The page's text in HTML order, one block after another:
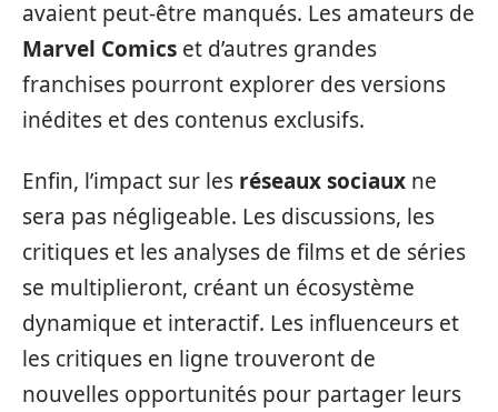
avaient peut-être manqués. Les amateurs de
Marvel Comics et d’autres grandes
franchises pourront explorer des versions
inédites et des contenus exclusifs.
Enfin, l’impact sur les réseaux sociaux ne
sera pas négligeable. Les discussions, les
critiques et les analyses de films et de séries
se multiplieront, créant un écosystème
dynamique et interactif. Les influenceurs et
les critiques en ligne trouveront de
nouvelles opportunités pour partager leurs